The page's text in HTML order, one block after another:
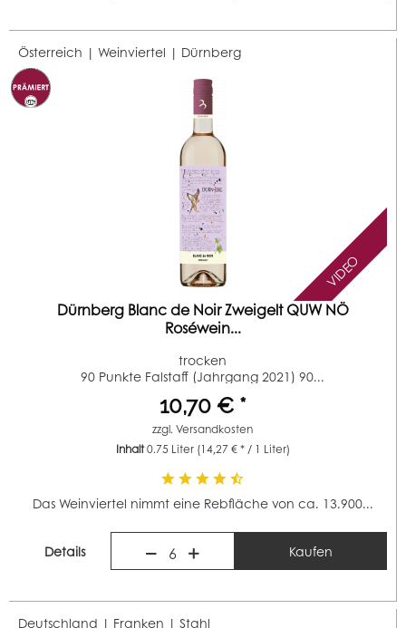
Österreich | Weinviertel | Dürnberg
VIDEO
Dürnberg Blanc de Noir Zweigelt QUW NÖ
Roséwein...
trocken
90 Punkte Falstaff (Jahrgang 2021) 90...
10,70 € *
zzgl.Versandkosten
Inhalt0.75 Liter (14,27 € * / 1 Liter)
Das Weinviertel nimmt eine Rebfläche von ca. 13.900...
Details 6 Kaufen
Deutschland | Franken |Stahl